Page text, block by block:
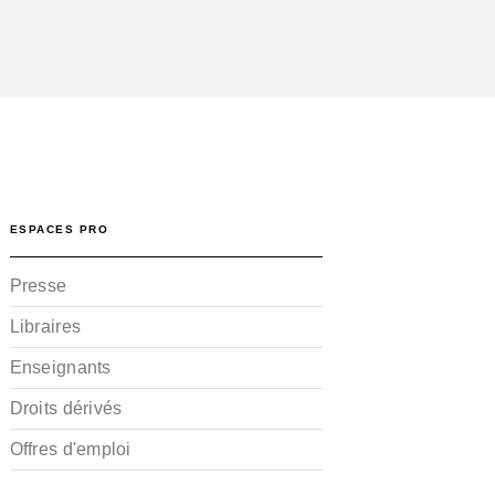
ESPACES PRO
Presse
Libraires
Enseignants
Droits dérivés
Offres d'emploi